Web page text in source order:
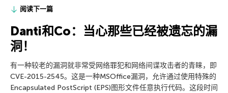
阅读下一篇
Danti和Co：当心那些已经被遗忘的漏
洞！
有一种较老的漏洞就非常受网络罪犯和网络间谍攻击者的青睐，即
CVE-2015-2545。这是一种MSOffice漏洞，允许通过使用特殊的
Encapsulated PostScript (EPS)图形文件任意执行代码。这段时间